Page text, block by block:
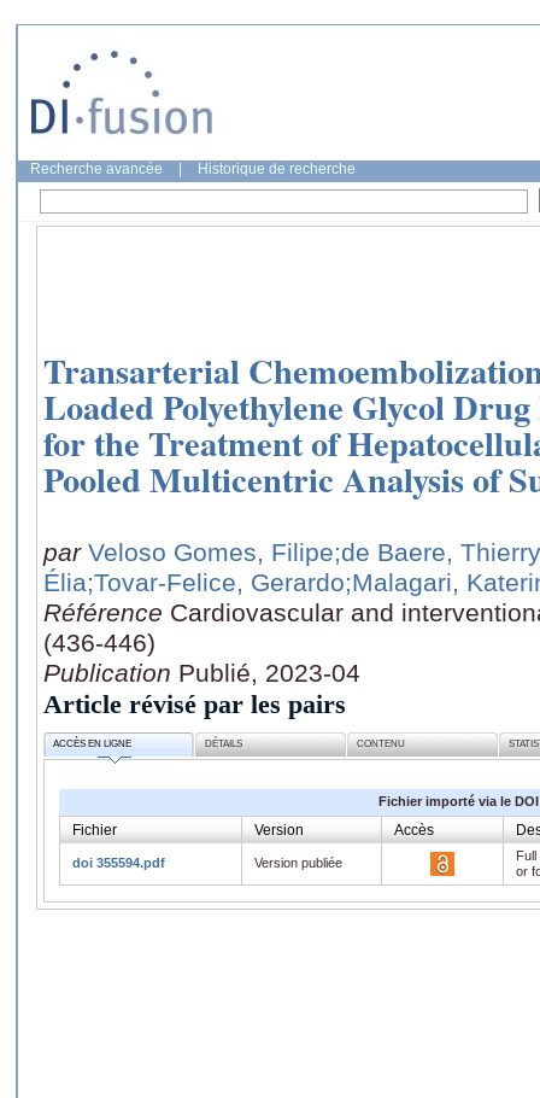
Recherche avancée Historique de recherche
Transarterial
Loaded Polyethylene Glycol
for the Treatment of
Pooled Multicentric Analysis of
par Veloso Gomes, Filipe;de Baere, Thierry
Élia;Tovar-Felice, Gerardo;Malagari,
Référence Cardiovascular and
(436-446)
Publication Publié, 2023-04
Article révisé par les pairs
ACCÈS EN LIGNE DÉTAILS CONTENU
Fichier importé via le DOI
Fichier Version Accès
doi 355594.pdf Version publiée
or